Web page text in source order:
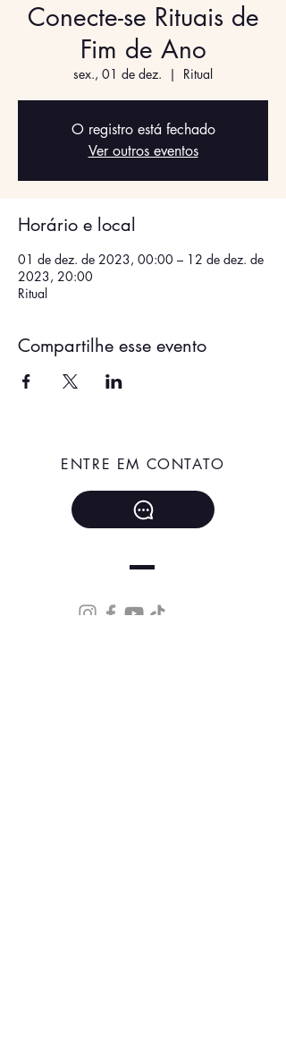
Conecte-se Rituais de
Fim de Ano
sex., 01 de dez.
  |
Ritual
O registro está fechado
Ver outros eventos
Horário e local
01 de dez. de 2023, 00:00 – 12 de dez. de
2023, 20:00
Ritual
Compartilhe esse evento
ENTRE EM CONTATO